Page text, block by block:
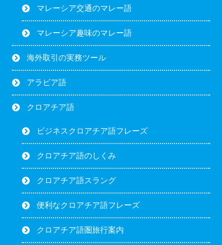
マレーシア交通のマレー語
マレーシア趣味のマレー語
海外取引の実務ツール
アラビア語
クロアチア語
ビジネスクロアチア語フレーズ
クロアチア語のしくみ
クロアチア語スラング
便利なクロアチア語フレーズ
クロアチア語圏旅行案内